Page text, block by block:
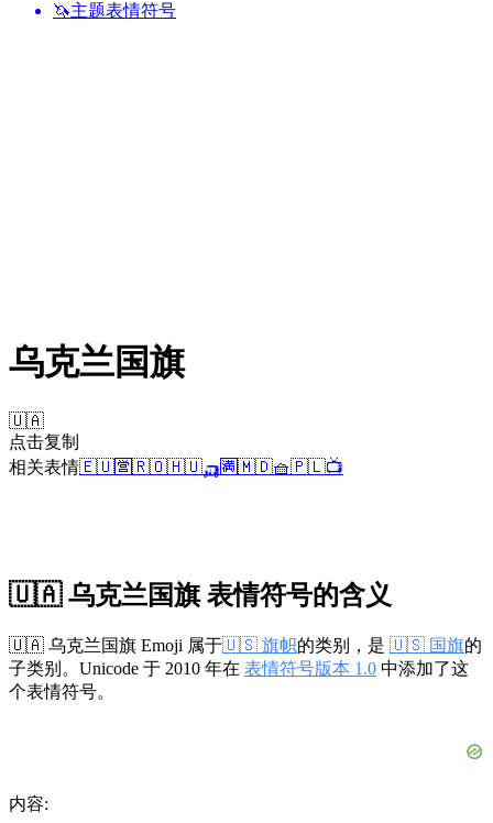
🦄主题表情符号
乌克兰国旗
🇺🇦
点击复制
相关表情🇪🇺🈺🇷🇴🇭🇺🛺🈵🇲🇩🧺🇵🇱📺
🇺🇦 乌克兰国旗 表情符号的含义
🇺🇦 乌克兰国旗 Emoji 属于🇺🇸 旗帜的类别，是 🇺🇸 国旗的
子类别。Unicode 于 2010 年在 表情符号版本 1.0 中添加了这
个表情符号。
内容: